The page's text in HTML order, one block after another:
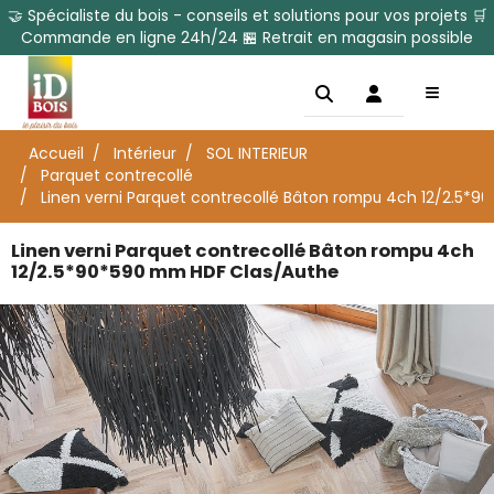
🤝 Spécialiste du bois - conseils et solutions pour vos projets 🛒
Commande en ligne 24h/24 🏪 Retrait en magasin possible
Accueil Intérieur
SOL INTERIEUR
Parquet contrecollé
Linen verni Parquet contrecollé Bâton rompu 4ch 12/
Linen verni Parquet contrecollé Bâton rompu 4ch
12/2.5*90*590 mm HDF Clas/Authe